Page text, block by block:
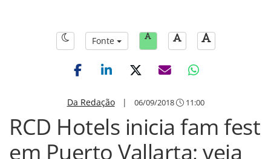
Fonte
Da Redação| 06/09/2018 11:00
RCD Hotels inicia fam fest
em Puerto Vallarta; veja